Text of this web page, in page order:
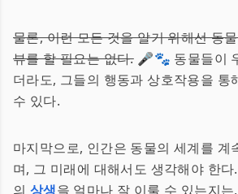
물론, 이런 모든 것을 알기 위해선 동
뷰를 할 필요는 없다.🎤🐾 동물들이
더라도, 그들의 행동과 상호작용을 통
수 있다.
마지막으로, 인간은 동물의 세계를 계
며, 그 미래에 대해서도 생각해야 한
의 상생을 얼마나 잘 이룰 수 있는지